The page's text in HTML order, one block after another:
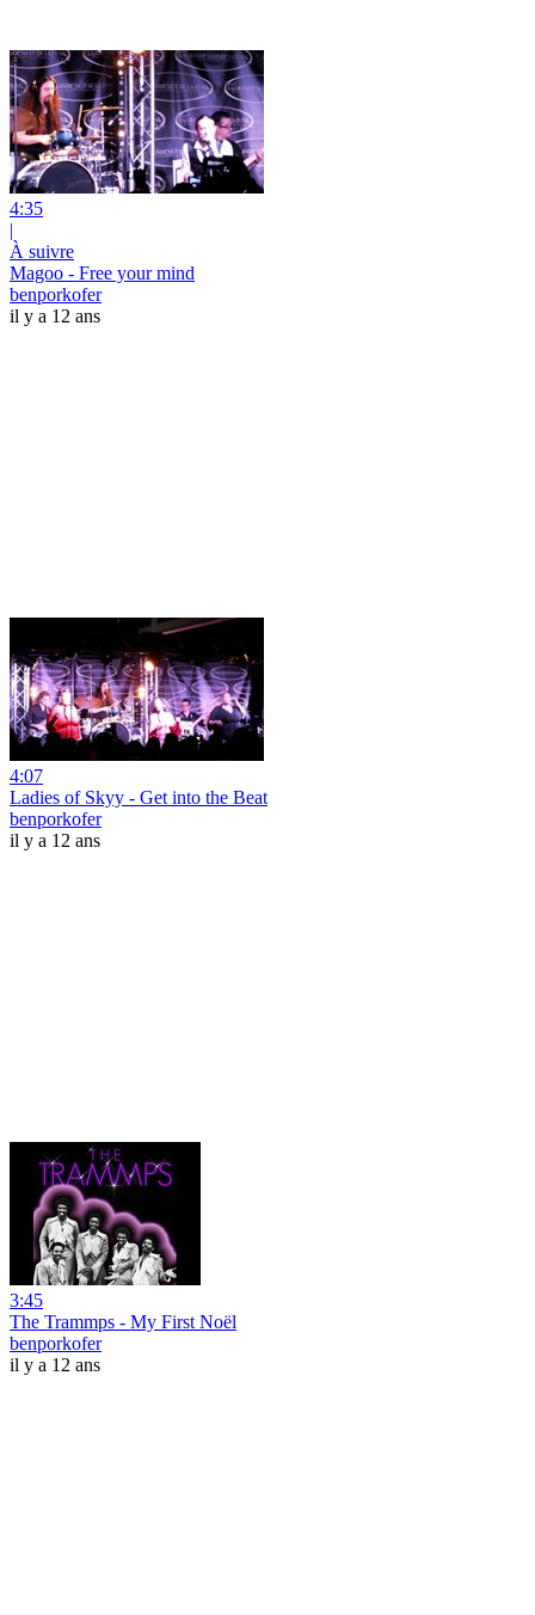
4:35
|
À suivre
Magoo - Free your mind
benporkofer
il y a 12 ans
4:07
Ladies of Skyy - Get into the Beat
benporkofer
il y a 12 ans
3:45
The Trammps - My First Noël
benporkofer
il y a 12 ans